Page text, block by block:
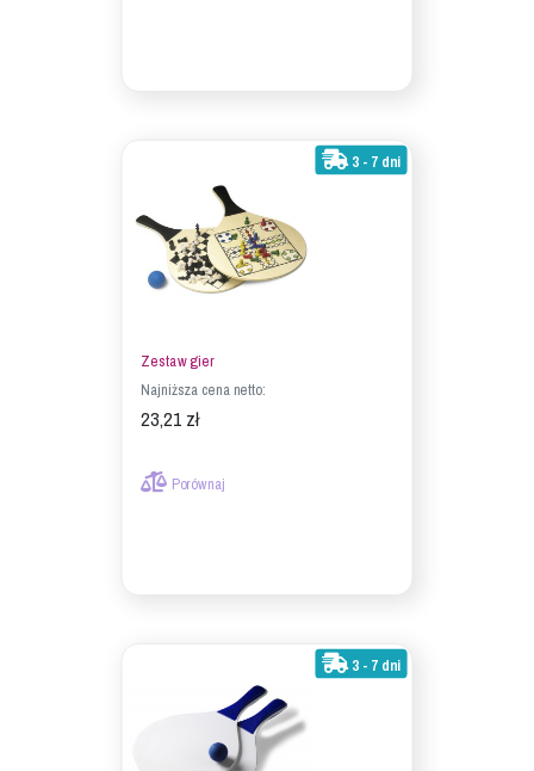
3 - 7 dni
Zestaw gier
Najniższa cena netto:
23,21 zł
Porównaj
3 - 7 dni